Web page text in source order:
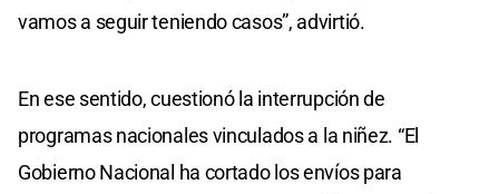
vamos a seguir teniendo casos”, advirtió.
En ese sentido, cuestionó la interrupción de
programas nacionales vinculados a la niñez. “El
Gobierno Nacional ha cortado los envíos para